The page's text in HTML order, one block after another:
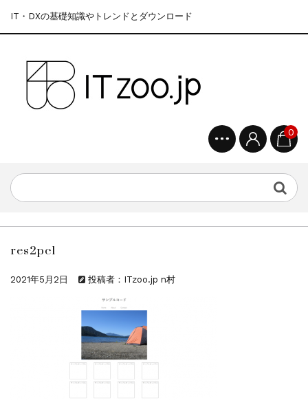
IT・DXの基礎知識やトレンドとダウンロード
0
res2pc1
2021年5月2日 投稿者：ITzoo.jp n村